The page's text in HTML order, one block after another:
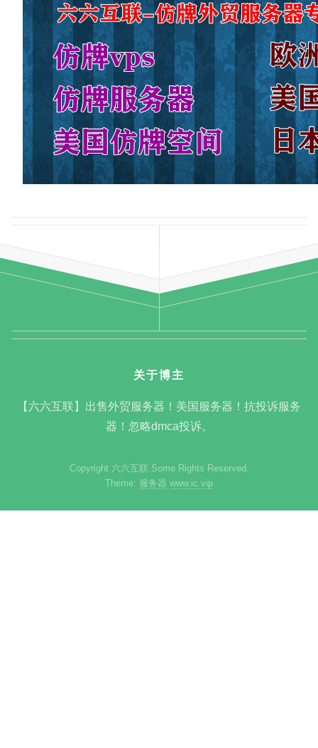
关于博主
【六六互联】出售外贸服务器！美国服务器！抗投诉服务
器！忽略dmca投诉。
Copyright 六六互联.Some Rights Reserved.
Theme: 服务器 www.ic.vip